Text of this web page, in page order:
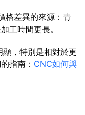
格差異的來源：青
工時間更長。
，特別是相對於更
指南： CNC如何與